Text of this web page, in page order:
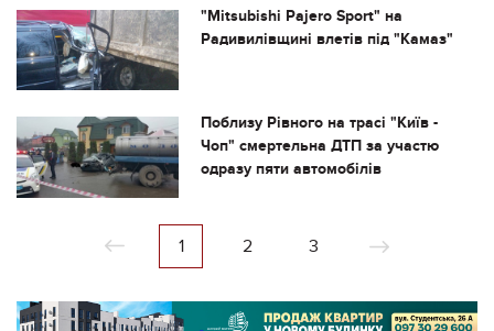
"Mitsubishi Pajero Sport" на
Радивилівщині влетів під "Камаз"
Поблизу Рівного на трасі "Київ -
Чоп" смертельна ДТП за участю
одразу пяти автомобілів
1 2 3